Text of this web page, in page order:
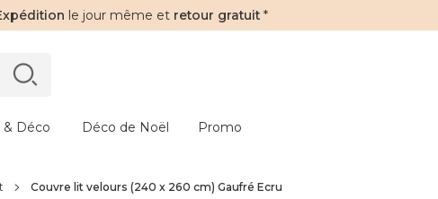
le jour même et retour gratuit *
& Déco Déco de Noël Promo
Couvre lit velours (240 x 260 cm) Gaufré Ecru